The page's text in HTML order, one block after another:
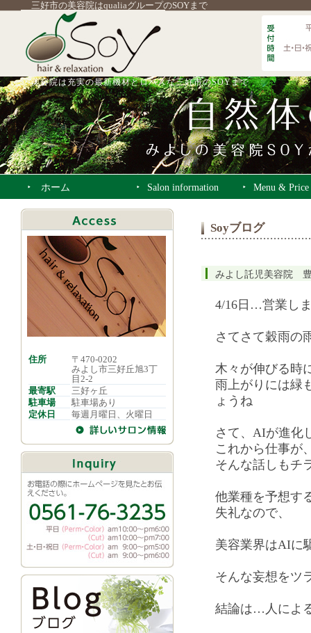
三好市の美容院はqualiaグループのSOYまで
美容院は充実の最新機材とロハスな三好市のSOYまで
ホーム Salon information Menu & Price
Soyブログ
みよし託児美容院
4/16日…営業し
さてさて穀雨の
木々が伸びる時
雨上がりには緑
ょうね
さて、AIが進化
これから仕事が
そんな話しもチ
他業種を予想す
失礼なので、
美容業界はAIに
そんな妄想をツ
結論は…人によ
住所
〒470-0202
みよし市三好丘旭3丁
目2-2
最寄駅
三好ヶ丘
駐車場
駐車場あり
定休日
毎週月曜日、火曜日